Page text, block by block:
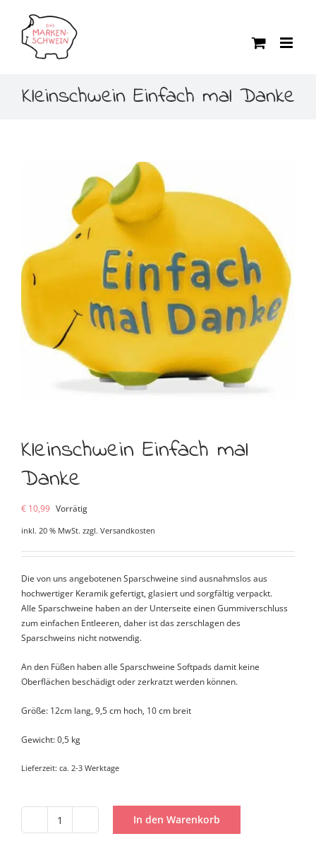
springen
Kleinschwein Einfach mal Danke
Kleinschwein Einfach mal
Danke
€ 10,99 Vorrätig
inkl. 20 % MwSt. zzgl. Versandkosten
Die von uns angebotenen Sparschweine sind ausnahmslos aus
hochwertiger Keramik gefertigt, glasiert und sorgfältig verpackt.
Alle Sparschweine haben an der Unterseite einen Gummiverschluss
zum einfachen Entleeren, daher ist das zerschlagen des
Sparschweins nicht notwendig.
An den Füßen haben alle Sparschweine Softpads damit keine
Oberflächen beschädigt oder zerkratzt werden können.
Größe: 12cm lang, 9,5 cm hoch, 10 cm breit
Gewicht: 0,5 kg
Lieferzeit: ca. 2-3 Werktage
Kleinschwein
In den Warenkorb